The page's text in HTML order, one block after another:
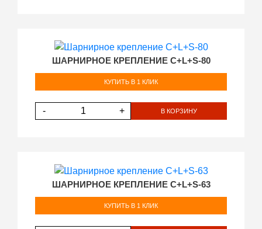
ШАРНИРНОЕ КРЕПЛЕНИЕ C+L+S-80
КУПИТЬ В 1 КЛИК
- + В КОРЗИНУ
ШАРНИРНОЕ КРЕПЛЕНИЕ C+L+S-63
КУПИТЬ В 1 КЛИК